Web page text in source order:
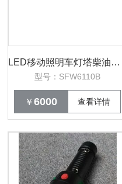
​LED移动照明车灯塔柴油汽油发电应急800W
型号：SFW6110B
￥6000 查看详情